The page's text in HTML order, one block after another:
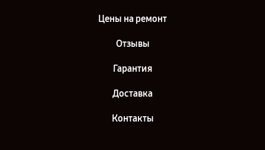
Цены на ремонт
Отзывы
Гарантия
Доставка
Контакты